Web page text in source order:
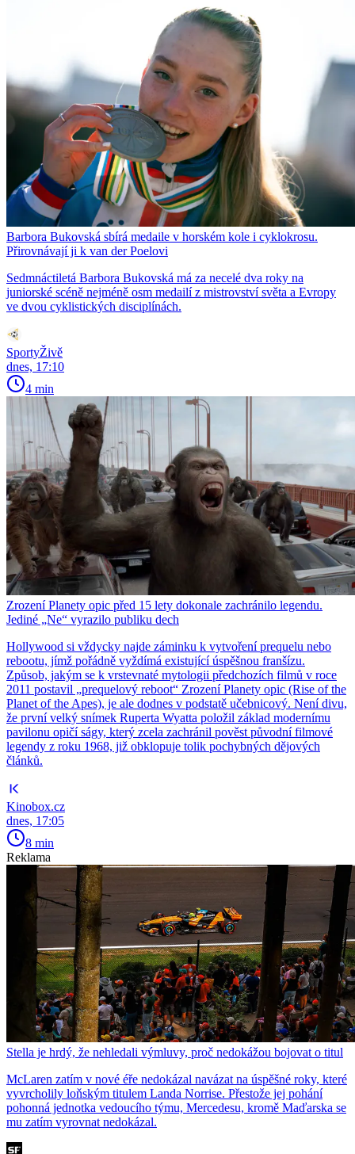
Barbora Bukovská sbírá medaile v horském kole i cyklokrosu.
Přirovnávají ji k van der Poelovi
Sedmnáctiletá Barbora Bukovská má za necelé dva roky na
juniorské scéně nejméně osm medailí z mistrovství světa a Evropy
ve dvou cyklistických disciplínách.
SportyŽivě
dnes, 17:10
4 min
Zrození Planety opic před 15 lety dokonale zachránilo legendu.
Jediné „Ne“ vyrazilo publiku dech
Hollywood si vždycky najde záminku k vytvoření prequelu nebo
rebootu, jímž pořádně vyždímá existující úspěšnou franšízu.
Způsob, jakým se k vrstevnaté mytologii předchozích filmů v roce
2011 postavil „prequelový reboot“ Zrození Planety opic (Rise of the
Planet of the Apes), je ale dodnes v podstatě učebnicový. Není divu,
že první velký snímek Ruperta Wyatta položil základ modernímu
pavilonu opičí ságy, který zcela zachránil pověst původní filmové
legendy z roku 1968, již obklopuje tolik pochybných dějových
článků.
Kinobox.cz
dnes, 17:05
8 min
Reklama
Stella je hrdý, že nehledali výmluvy, proč nedokážou bojovat o titul
McLaren zatím v nové éře nedokázal navázat na úspěšné roky, které
vyvrcholily loňským titulem Landa Norrise. Přestože jej pohání
pohonná jednotka vedoucího týmu, Mercedesu, kromě Maďarska se
mu zatím vyrovnat nedokázal.